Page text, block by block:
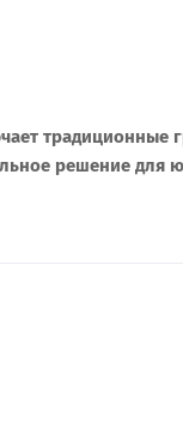
традиционные
решение для